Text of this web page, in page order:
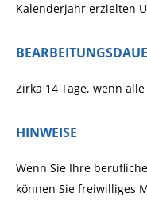
Kalenderjahr erzielten
Zirka 14 Tage, wenn
HINWEISE
Wenn Sie Ihre
können Sie freiwilliges